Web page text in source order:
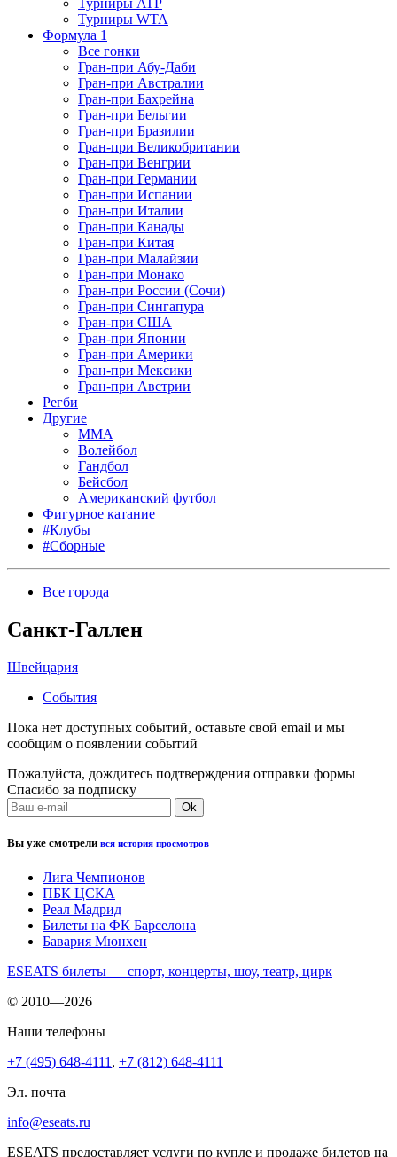
Турниры ATP
Турниры WTA
Формула 1
Все гонки
Гран-при Абу-Даби
Гран-при Австралии
Гран-при Бахрейна
Гран-при Бельгии
Гран-при Бразилии
Гран-при Великобритании
Гран-при Венгрии
Гран-при Германии
Гран-при Испании
Гран-при Италии
Гран-при Канады
Гран-при Китая
Гран-при Малайзии
Гран-при Монако
Гран-при России (Сочи)
Гран-при Сингапура
Гран-при США
Гран-при Японии
Гран-при Америки
Гран-при Мексики
Гран-при Австрии
Регби
Другие
MMA
Волейбол
Гандбол
Бейсбол
Американский футбол
Фигурное катание
#Клубы
#Сборные
Все города
Санкт-Галлен
Швейцария
События
Пока нет доступных событий, оставьте свой email и мы
сообщим о появлении событий
Пожалуйста, дождитесь подтверждения отправки формы
Спасибо за подписку
Вы уже смотрели вся история просмотров
Лига Чемпионов
ПБК ЦСКА
Реал Мадрид
Билеты на ФК Барселона
Бавария Мюнхен
ESEATS билеты — спорт, концерты, шоу, театр, цирк
© 2010—2026
Наши телефоны
+7 (495) 648-4111 , +7 (812) 648-4111
Эл. почта
info@eseats.ru
ESEATS предоставляет услуги по купле и продаже билетов на